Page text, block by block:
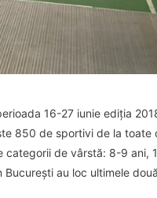
16-27 iunie ediția
850 de sportivi de la toate
de vârstă: 8-9 ani,
București au loc ultimele